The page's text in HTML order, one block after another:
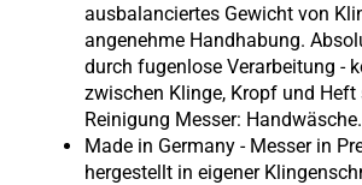
ausbalanciertes Gewicht von
angenehme Handhabung.
durch fugenlose Verarbeitung -
zwischen Klinge, Kropf und Heft
Reinigung Messer: Handwäsche.
Made in Germany - Messer in
hergestellt in eigener